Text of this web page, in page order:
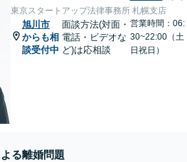
東京スタートアップ法律事務所 札幌支店
旭川市
からも相
談受付中
面談方法(対面・
電話・ビデオな
ど)は応相談
営業時間：06:
30~22:00（土
日祝日）
る離婚問題